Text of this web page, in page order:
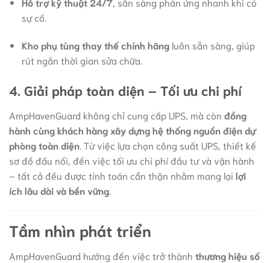
sự cố.
Kho phụ tùng thay thế chính hãngluôn sẵn sàng, giúp
rút ngắn thời gian sửa chữa.
4. Giải pháp toàn diện – Tối ưu chi phí
AmpHavenGuard không chỉ cung cấp UPS, mà còn đồng
hành cùng khách hàng xây dựng hệ thống nguồn điện dự
phòng toàn diện. Từ việc lựa chọn công suất UPS, thiết kế
sơ đồ đấu nối, đến việc tối ưu chi phí đầu tư và vận hành
– tất cả đều được tính toán cẩn thận nhằm mang lại lợi
ích lâu dài và bền vững.
Tầm nhìn phát triển
AmpHavenGuard hướng đến việc trở thành thương hiệu số